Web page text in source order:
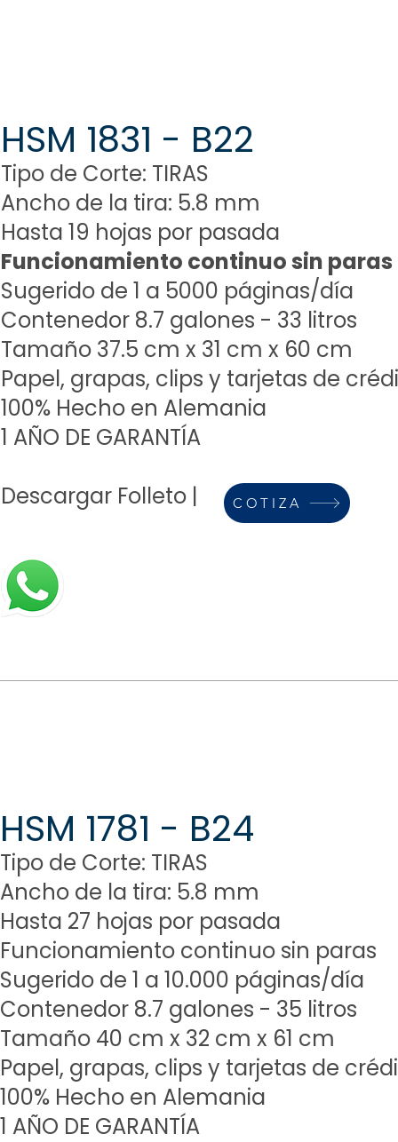
HSM 1831 - B22
Tipo de Corte: TIRAS
Ancho de la tira: 5.8 mm
Hasta 19 hojas por pasada
Funcionamiento continuo sin paras
Sugerido de 1 a 5000 páginas/día
Contenedor 8.7 galones - 33 litros
Tamaño 37.5 cm x 31 cm x 60 cm
Papel, grapas, clips y tarjetas de
100% Hecho en Alemania
1 AÑO DE GARANTÍA
Descargar Folleto | COTIZA
HSM 1781 - B24
Tipo de Corte: TIRAS
Ancho de la tira: 5.8 mm
Hasta 27 hojas por pasada
Funcionamiento continuo sin paras
Sugerido de 1 a 10.000 páginas/día
Contenedor 8.7 galones - 35 litros
Tamaño 40 cm x 32 cm x 61 cm
Papel, grapas, clips y tarjetas de
100% Hecho en Alemania
1 AÑO DE GARANTÍA